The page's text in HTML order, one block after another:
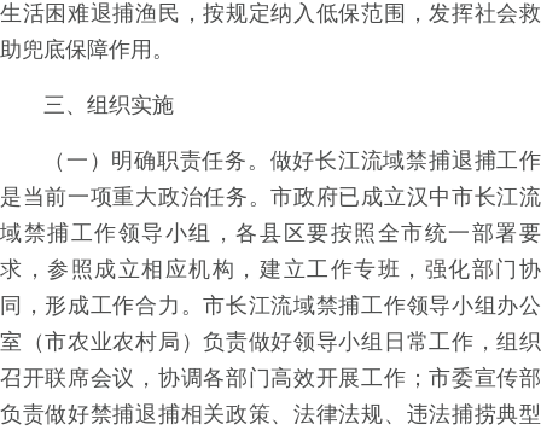
生活困难退捕渔 民 ，按规定纳入低保范 围
，发挥社会救
助兜底保障作用。
三、组织实施
（ 一 ）明确职责任务。 做好长江流域禁捕退捕工作
是当前一项重大政治任务。市政府已成立汉中市长江流
域禁捕工作领导小组 ，各县区要按照全市统一部署要
求 ，参照成立相应机构 ，建立工作专班 ，强化部门协
同
，形成工作合力 。市长江流域禁捕工作领导小组办公
室 （市农业农村局 ）负责做好领导小组日常工作 ，组织
召开联席会议 ，协调各部门高效开展工作 ；市委宣传部
负责做好禁捕退捕相 关政策、法律法规、违法捕捞典型